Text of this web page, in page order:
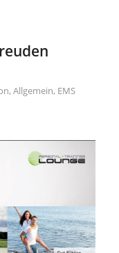
, Allgemein, EMS